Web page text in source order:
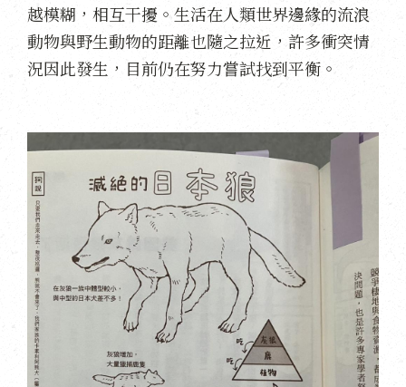
越模糊，相互干擾。生活在人類世界邊緣的流浪
動物與野生動物的距離也隨之拉近，許多衝突情
況因此發生，目前仍在努力嘗試找到平衡。